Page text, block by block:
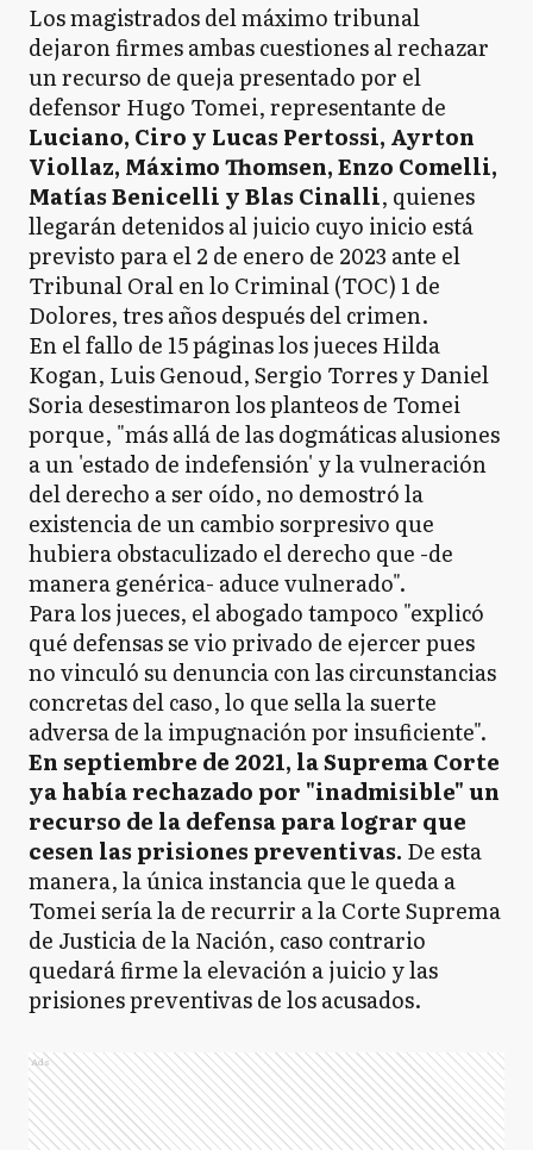
Los magistrados del máximo tribunal
dejaron firmes ambas cuestiones al rechazar
un recurso de queja presentado por el
defensor Hugo Tomei, representante de
Luciano, Ciro y Lucas Pertossi, Ayrton
Viollaz, Máximo Thomsen, Enzo Comelli,
Matías Benicelli y Blas Cinalli, quienes
llegarán detenidos al juicio cuyo inicio está
previsto para el 2 de enero de 2023 ante el
Tribunal Oral en lo Criminal (TOC) 1 de
Dolores, tres años después del crimen.
En el fallo de 15 páginas los jueces Hilda
Kogan, Luis Genoud, Sergio Torres y Daniel
Soria desestimaron los planteos de Tomei
porque, "más allá de las dogmáticas alusiones
a un 'estado de indefensión' y la vulneración
del derecho a ser oído, no demostró la
existencia de un cambio sorpresivo que
hubiera obstaculizado el derecho que -de
manera genérica- aduce vulnerado".
Para los jueces, el abogado tampoco "explicó
qué defensas se vio privado de ejercer pues
no vinculó su denuncia con las circunstancias
concretas del caso, lo que sella la suerte
adversa de la impugnación por insuficiente".
En septiembre de 2021, la Suprema Corte
ya había rechazado por "inadmisible" un
recurso de la defensa para lograr que
cesen las prisiones preventivas. De esta
manera, la única instancia que le queda a
Tomei sería la de recurrir a la Corte Suprema
de Justicia de la Nación, caso contrario
quedará firme la elevación a juicio y las
prisiones preventivas de los acusados.
Ads